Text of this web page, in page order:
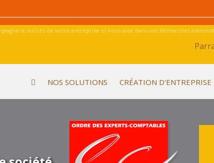
le succès de votre entreprise et vous aide dans vos démarches
NOS SOLUTIONS CRÉATION D'ENTREPRISE